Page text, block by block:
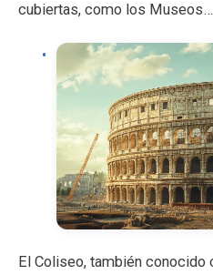
cubiertas, como los Museos…
El Coliseo, también